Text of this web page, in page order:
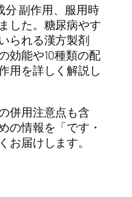
分 副作用、服用時
した。糖尿病やす
られる漢方製剤
効能や10種類の配
用を詳しく解説し
併用注意点も含
の情報を「です・
お届けします。